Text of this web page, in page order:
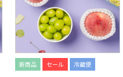
新商品 セール 冷蔵便